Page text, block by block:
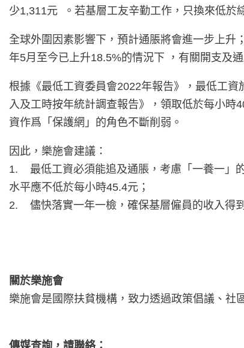
少1,311元 。若基層工友辛勤工作，只換來低於
全球外圍因素影響下，預計通脹將會進一步上
年5月至今已上升18.5%的情況下 ，有關開支及
根據《最低工資委員會2022年報告》，最低工
入及工時按年統計調查報告》，領取低於每小
資作爲「保護網」的角色不斷削弱。
因此，樂施會建議：
1. 最低工資必須能追及通脹，考慮「一養一」
水平應不低於每小時45.4元；
2. 儘快落實一年一檢，確保基層僱員的收入得
關於樂施會
樂施會是國際扶貧機構，致力透過政策倡議、社